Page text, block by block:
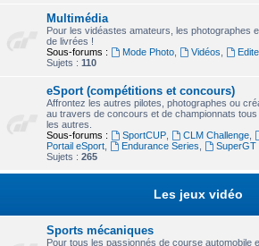
Multimédia
Pour les vidéastes amateurs, les photographes
de livrées !
Sous-forums :
Mode Photo, Vidéos
Sujets : 110
eSport (compétitions et concours)
Affrontez les autres pilotes, photographes ou
au travers de concours et de championnats
les autres.
Sous-forums :
SportCUP, CLM Challenge,
Portail eSport
Endurance Series
SuperGT
Sujets : 265
Les jeux vidéo
Sports mécaniques
Pour tous les passionnés de course automobile